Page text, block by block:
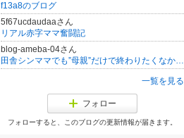
f13a8のブログ
5f67ucdaudaaさん
リアル赤字ママ奮闘記
blog-ameba-04さん
田舎シンママでも”母親”だけで終わりたくなかった
一覧を見る
フォロー
フォローすると、このブログの更新情報が届きます。